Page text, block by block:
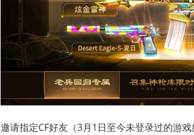
邀请指定CF好友（3月1日至今未登录过的游戏